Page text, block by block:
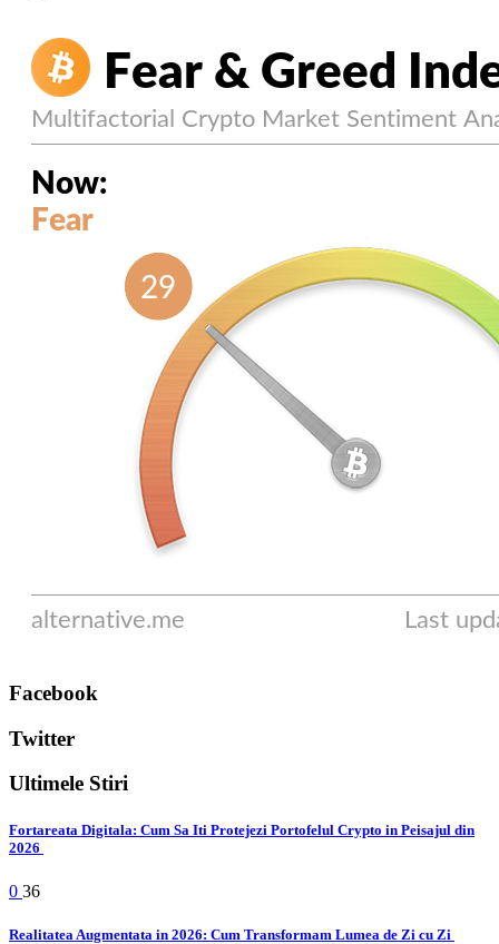
Facebook
Twitter
Ultimele Stiri
Fortareata Digitala: Cum Sa Iti Protejezi Portofelul Crypto in Peisajul din
2026
0 36
Realitatea Augmentata in 2026: Cum Transformam Lumea de Zi cu Zi